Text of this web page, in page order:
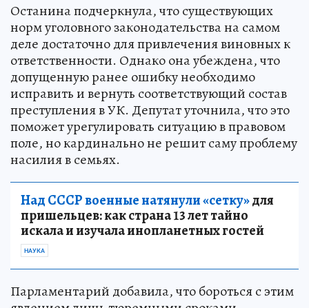
Останина подчеркнула, что существующих
норм уголовного законодательства на самом
деле достаточно для привлечения виновных к
ответственности. Однако она убеждена, что
допущенную ранее ошибку необходимо
исправить и вернуть соответствующий состав
преступления в УК. Депутат уточнила, что это
поможет урегулировать ситуацию в правовом
поле, но кардинально не решит саму проблему
насилия в семьях.
Над СССР военные натянули «сетку»для
пришельцев: как страна 13 лет тайно
искала и изучала инопланетных гостей
НАУКА
Парламентарий добавила, что бороться с этим